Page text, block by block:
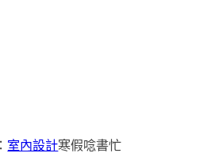
室內設計寒假唸書忙